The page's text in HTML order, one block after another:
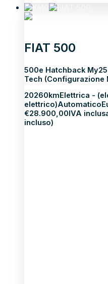
FIAT 500
500e Hatchback
Tech (Configurazione
20260kmElettrica -
elettrico)Automatico
€28.900,00IVA
incluso)